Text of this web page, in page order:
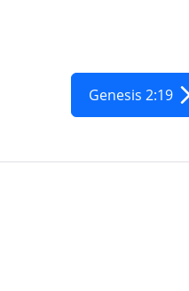
Genesis 2:19